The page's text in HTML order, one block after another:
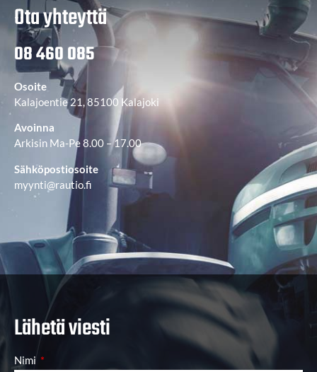
Ota yhteyttä
08 460 085
Osoite
Kalajoentie 21, 85100 Kalajoki
Avoinna
Arkisin Ma-Pe 8.00 – 17.00
Sähköpostiosoite
myynti@rautio.fi
Lähetä viesti
Nimi